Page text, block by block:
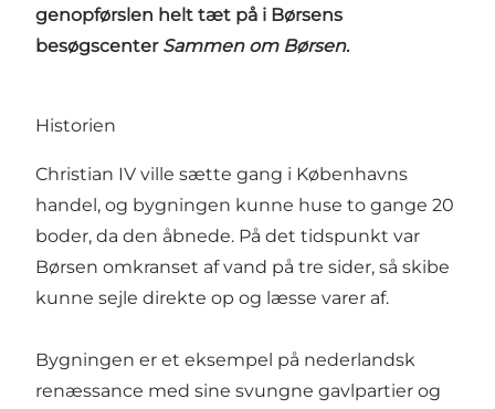
genopførslen helt tæt på i Børsens
besøgscenter Sammen om Børsen.
Historien
Christian IV ville sætte gang i Københavns
handel, og bygningen kunne huse to gange 20
boder, da den åbnede. På det tidspunkt var
Børsen omkranset af vand på tre sider, så skibe
kunne sejle direkte op og læsse varer af.
Bygningen er et eksempel på nederlandsk
renæssance med sine svungne gavlpartier og